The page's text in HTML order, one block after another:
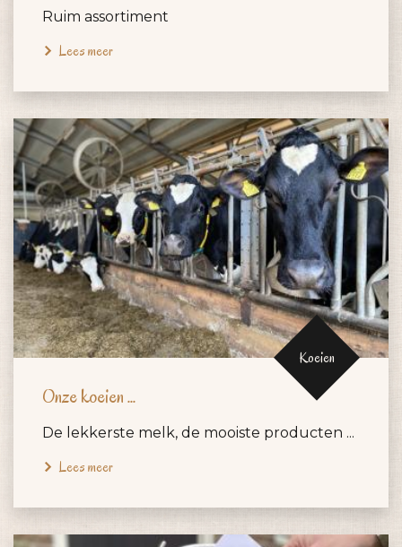
Ruim assortiment
Lees meer
Koeien
Onze koeien ...
De lekkerste melk, de mooiste producten ...
Lees meer